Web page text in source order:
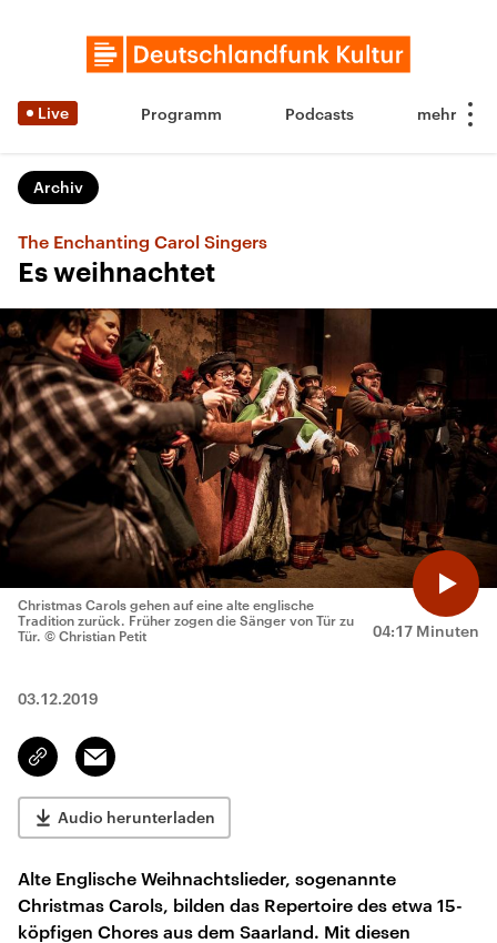
Live Programm Podcasts
Archiv
The Enchanting Carol Singers
Es weihnachtet
04:17 Minuten
Christmas Carols gehen auf eine alte englische
Tradition zurück. Früher zogen die Sänger von Tür zu
Tür. © Christian Petit
03.12.2019
Link
kopieren/teilen
Email
Audio herunterladen
Alte Englische Weihnachtslieder, sogenannte
Christmas Carols, bilden das Repertoire des etwa 15-
köpfigen Chores aus dem Saarland. Mit diesen